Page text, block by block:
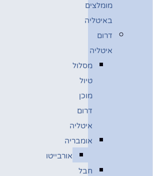
מומלצים
באיטליה
דרום
איטליה
מסלול
טיול
מוכן
דרום
איטליה
אומבריה
אורבייטו
חבל